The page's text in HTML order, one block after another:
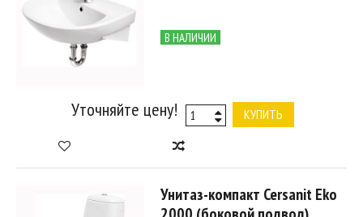
В НАЛИЧИИ
Уточняйте цену! КУПИТЬ
Унитаз-компакт Cersanit Eko